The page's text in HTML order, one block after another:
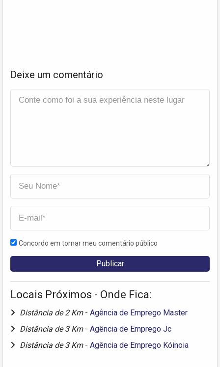
Deixe um comentário
Concordo em tornar meu comentário público
Locais Próximos - Onde Fica:
Distância de 2 Km - Agência de Emprego Master
Distância de 3 Km - Agência de Emprego Jc
Distância de 3 Km - Agência de Emprego Kóinoia